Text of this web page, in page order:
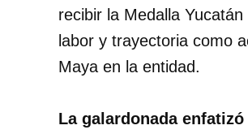
recibir la Medalla
labor y trayectoria como
Maya en la entidad.
La galardonada